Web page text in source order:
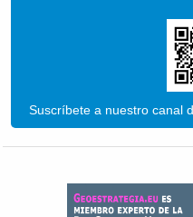
Suscríbete a nuestro canal